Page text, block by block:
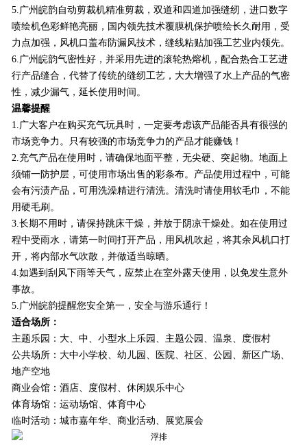
5.广州皖韵自动剪裁机精准剪裁，双道和四道加强缝纫，进口数字
喷绘机色彩鲜艳亮丽，国内领先技术覆膜机保护喷绘长久耐用，受
力点加强，风机口盖布防漏风技术，缝线粘贴加强工艺业内领先。
6.广州皖韵气密性好，并采用先进的滚轮热熔机，配合热合工艺进
行产品缝合，代替了传统的缝纫工艺，大大增强了水上产品的气密
性，减少漏气，延长使用时间。
温馨提醒
1.广大客户在购买充气玩具时，一定要考虑该产品能否具有很强的
市场竞争力。只有较强的市场竞争力的产品才能赚钱！
2.充气产品在使用时，请确保地面平整，无尖硬、突起物。地面上
须铺一防护层，可使用市场出售的彩条布。产品使用过程中，可能
会有污渍产品，可用洗澡精进行清洗。清洗时请使用软毛巾，不能
用硬毛刷。
3.长期不用时，请保持跳床干燥，并放于阴凉干燥处。如在使用过
程中受雨水，请第一时间打开产品，用风机吹起，将其余风机口打
开，将内部水气吹散，并做适当晾晒。
4.如遇到刮风下雨等天气，应禁止在室外露天使用，以免发生意外
事故。
5.广州皖韵提醒您安全第一，安全与游乐通行！
适合场所：
主题乐园：大、中、小型水上乐园、主题公园、温泉、度假村
公共场所：大中小学校、幼儿园、医院、社区、公园、新区广场、
地产空地
商业会馆：酒店、度假村、休闲娱乐中心
体育场馆：运动场馆、体育中心
临时活动：城市嘉年华、商业活动、展览展会